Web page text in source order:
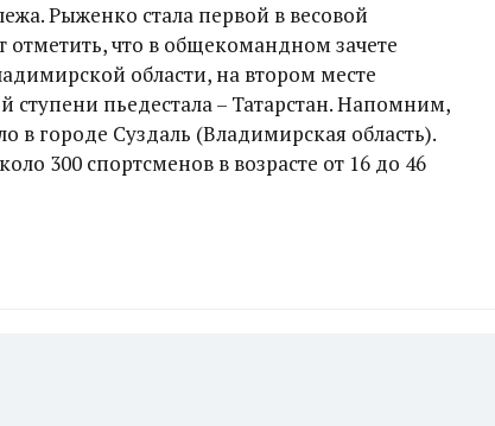
Рыженко стала первой в весовой
отметить, что в общекомандном зачете
области, на втором месте
ступени пьедестала – Татарстан. Напомним,
в городе Суздаль (Владимирская область).
300 спортсменов в возрасте от 16 до 46